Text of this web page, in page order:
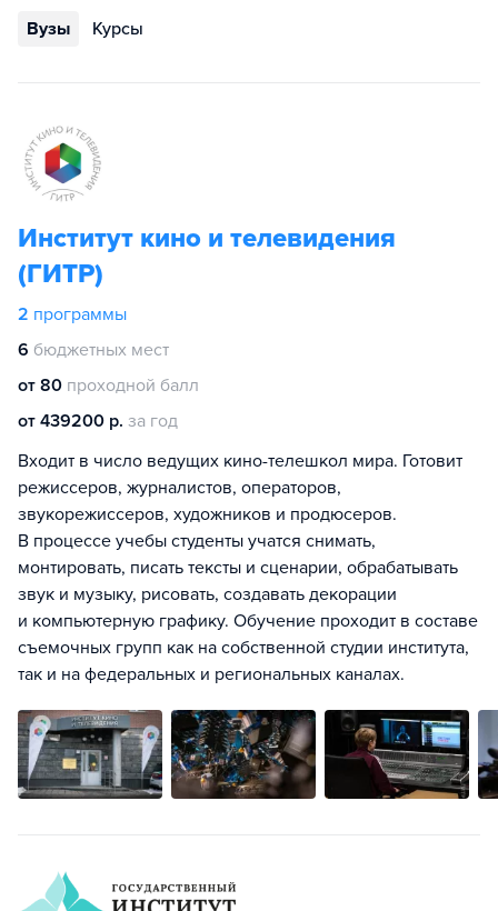
Вузы Курсы
Институт кино и телевидения
(ГИТР)
2 программы
6 бюджетных мест
от 80 проходной балл
от 439200 р. за год
Входит в число ведущих кино-телешкол мира. Готовит
режиссеров, журналистов, операторов,
звукорежиссеров, художников и продюсеров.
В процессе учебы студенты учатся снимать,
монтировать, писать тексты и сценарии, обрабатывать
звук и музыку, рисовать, создавать декорации
и компьютерную графику. Обучение проходит в составе
съемочных групп как на собственной студии института,
так и на федеральных и региональных каналах.